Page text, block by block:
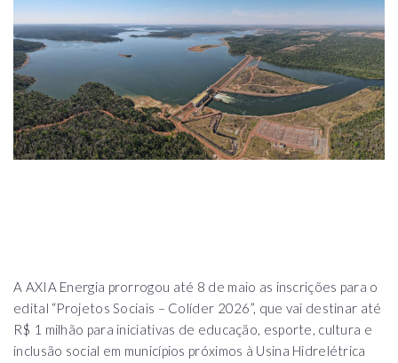
A AXIA Energia prorrogou até 8 de maio as inscrições para o
edital “Projetos Sociais – Colíder 2026”, que vai destinar até
R$ 1 milhão para iniciativas de educação, esporte, cultura e
inclusão social em municípios próximos à Usina Hidrelétrica